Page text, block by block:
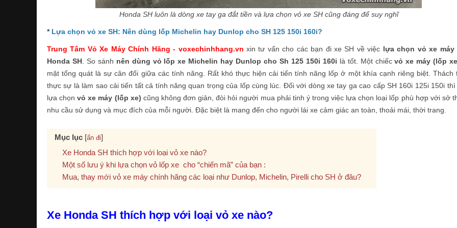
Honda SH luôn là dòng xe tay ga đắt tiền và lựa chọn vỏ xe SH cũng đáng để suy nghĩ
* Lựa chọn vỏ xe SH: Nên dùng lốp Michelin hay Dunlop cho SH 125 150i 160i?
Trung Tâm Vỏ Xe Máy Chính Hãng - voxechinhhang.vn xin tư vấn cho các bạn đi xe SH về việc lựa chọn vỏ xe máy
Honda SH. So sánh nên dùng vỏ lốp xe Michelin hay Dunlop cho Sh 125 150i 160i là tốt. Một chiếcvỏ xe máy (lốp
mặt tổng quát là sự cân đối giữa các tính năng. Rất khó thực hiện cải tiến tính năng lốp ở một khía cạnh riêng biệt. Thách
thực sự là làm sao cải tiến tất cả tính năng quan trọng của lốp cùng lúc. Đối với dòng xe tay ga cao cấp SH 160i 125i 150i thì
lựa chọnvỏ xe máy (lốp xe) cũng không đơn giản, đòi hỏi người mua phải tinh ý trong việc lựa chọn loại lốp phù hợp với sở
nhu cầu sử dụng và mục đích của mỗi người. Đặc biệt là mang đến cho người lái xe cảm giác an toàn, thoải mái, thời trang.
Mục lục [ẩn đi]
Xe Honda SH thích hợp với loại vỏ xe nào?
Một số lưu ý khi lựa chọn vỏ lốp xe cho “chiến mã” của bạn :
Mua, thay mới vỏ xe máy chính hãng các loại như Dunlop, Michelin, Pirelli cho SH ở đâu?
Xe Honda SH thích hợp với loại vỏ xe nào?